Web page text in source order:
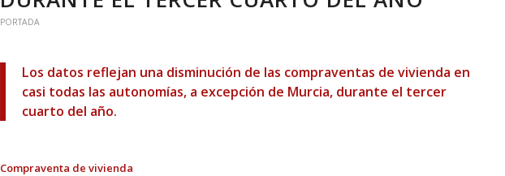
PORTADA
Los datos reflejan una disminución de las compraventas de vivienda en
casi todas las autonomías, a excepción de Murcia, durante el tercer
cuarto del año.
Compraventa de vivienda